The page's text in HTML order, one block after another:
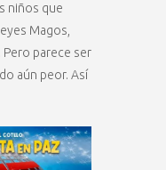
niños que
Magos,
Pero parece ser
aún peor. Así